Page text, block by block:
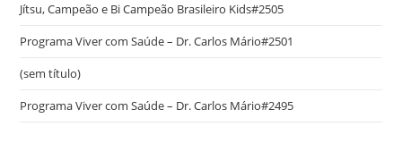
Jítsu, Campeão e Bi Campeão Brasileiro Kids#2505
Programa Viver com Saúde – Dr. Carlos Mário#2501
(sem título)
Programa Viver com Saúde – Dr. Carlos Mário#2495